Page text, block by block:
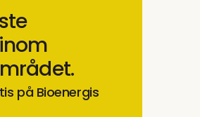
på Bioenergis